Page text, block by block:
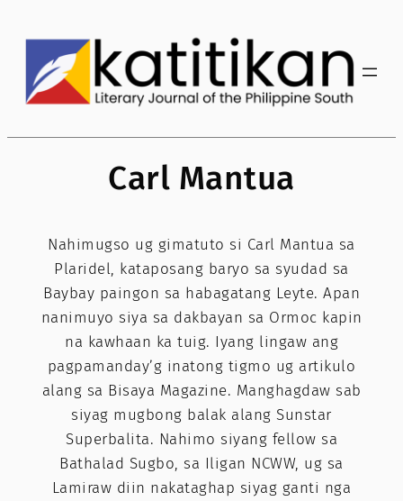
content
Carl Mantua
Nahimugso ug gimatuto si Carl Mantua sa
Plaridel, kataposang baryo sa syudad sa
Baybay paingon sa habagatang Leyte. Apan
nanimuyo siya sa dakbayan sa Ormoc kapin
na kawhaan ka tuig. Iyang lingaw ang
pagpamanday’g inatong tigmo ug artikulo
alang sa Bisaya Magazine. Manghagdaw sab
siyag mugbong balak alang Sunstar
Superbalita. Nahimo siyang fellow sa
Bathalad Sugbo, sa Iligan NCWW, ug sa
Lamiraw diin nakataghap siyag ganti nga